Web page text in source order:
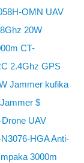
OMN UAV
20W
CT-
2.4Ghz GPS
Jammer kufika
$
UAV
HGA ​​Anti-
3000m